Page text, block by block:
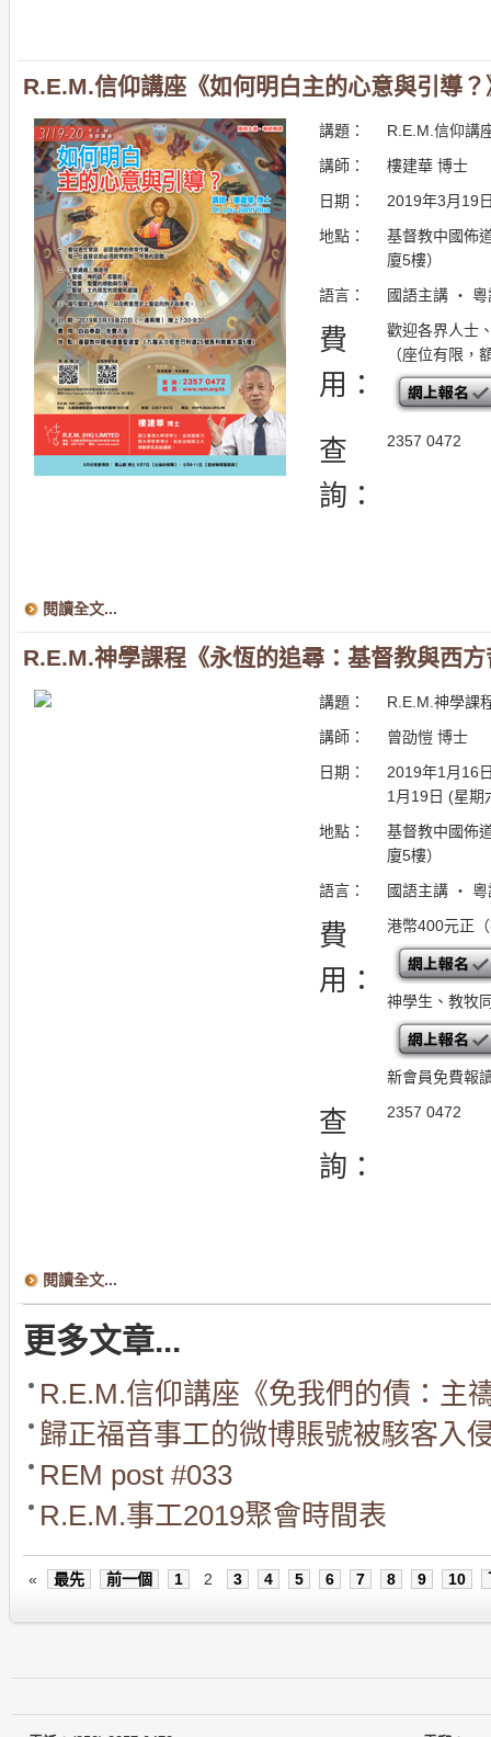
R.E.M.信仰講座《如何明白主的心意與引導？
講題：
R.E.M.信仰講
講師：
樓建華 博士
日期：
2019年3月19
地點：
基督教中國佈
廈5樓）
語言：
國語主講 ・
費
用：
歡迎各界人士
（座位有限，
查
詢：
2357 0472
閱讀全文...
R.E.M.神學課程《永恆的追尋：基督教與西
講題：
R.E.M.神學課
講師：
曾劭愷 博士
日期：
2019年1月16
1月19日 (星期
地點：
基督教中國佈
廈5樓）
語言：
國語主講 ・
費
用：
港幣400元正
神學生、教牧
新會員免費報
查
詢：
2357 0472
閱讀全文...
更多文章...
R.E.M.信仰講座《免我們的債：主
歸正福音事工的微博賬號被駭客入
REM post #033
R.E.M.事工2019聚會時間表
« 最先 前一個 1 2 3 4 5 6 7 8 9 10